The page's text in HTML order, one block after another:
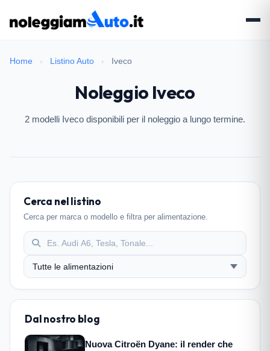
Home › Listino Auto › Iveco
Noleggio Iveco
2 modelli Iveco disponibili per il noleggio a lungo termine.
Cerca nel listino
Cerca per marca o modello e filtra per alimentazione.
Dal nostro blog
Nuova Citroën Dyane: il render che